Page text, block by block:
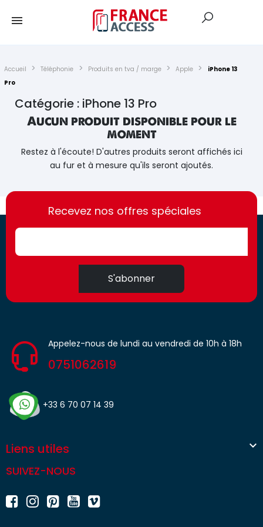
Accueil Téléphonie Produits en tva / marge Apple
iPhone 13
Pro
Catégorie : iPhone 13 Pro
Aucun produit disponible pour le
moment
Restez à l'écoute! D'autres produits seront affichés ici
au fur et à mesure qu'ils seront ajoutés.
https://france-
access.fr
https://france-
access.fr
Recevez nos offres spéciales
S'abonner
Appelez-nous de lundi au vendredi de 10h à 18h
0751062619
+33 6 70 07 14 39
Liens utiles 
SUIVEZ-NOUS